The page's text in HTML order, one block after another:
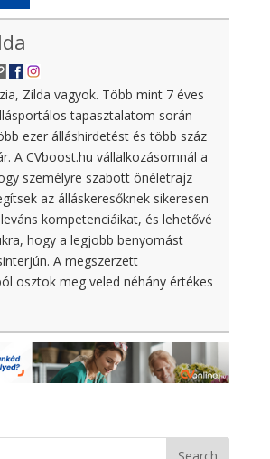
Zilda vagyok. Több mint 7 éves
tapasztalatom során
ezer álláshirdetést és több száz
A CVboost.hu vállalkozásomnál a
személyre szabott önéletrajz
az álláskeresőknek sikeresen
kompetenciáikat, és lehetővé
hogy a legjobb benyomást
A megszerzett
osztok meg veled néhány értékes